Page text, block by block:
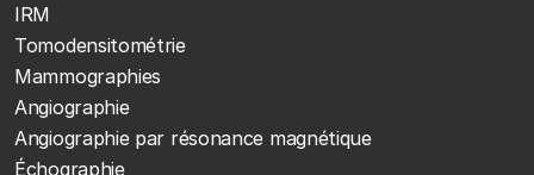
IRM
Tomodensitométrie
Mammographies
Angiographie
Angiographie par résonance magnétique
Échographie